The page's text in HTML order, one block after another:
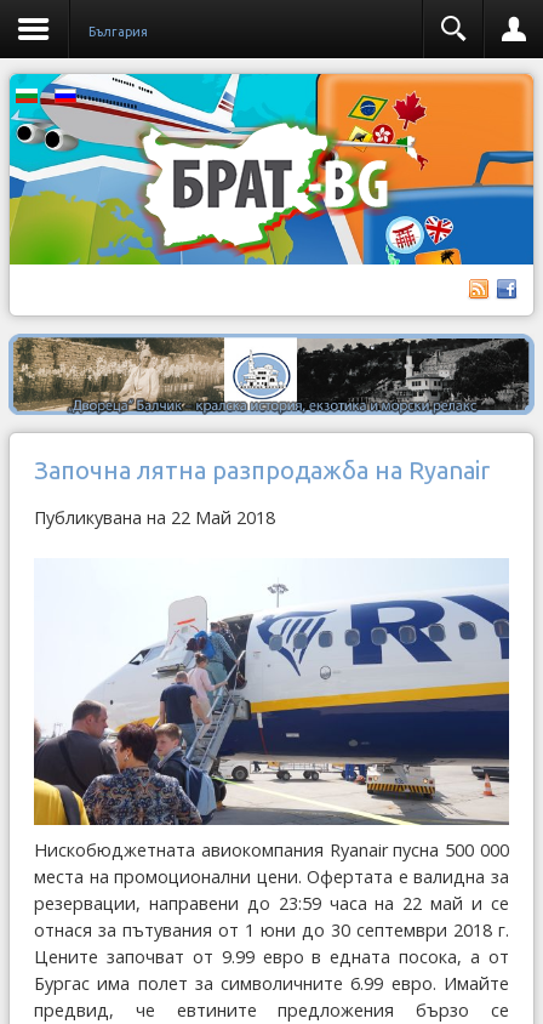
България
Започна лятна разпродажба на Ryanair
Публикувана на 22 Май 2018
Нискобюджетната авиокомпания Ryanair пусна 500 000
места на промоционални цени. Офертата е валидна за
резервации, направени до 23:59 часа на 22 май и се
отнася за пътувания от 1 юни до 30 септември 2018 г.
Цените започват от 9.99 евро в едната посока, а от
Бургас има полет за символичните 6.99 евро. Имайте
предвид, че евтините предложения бързо се